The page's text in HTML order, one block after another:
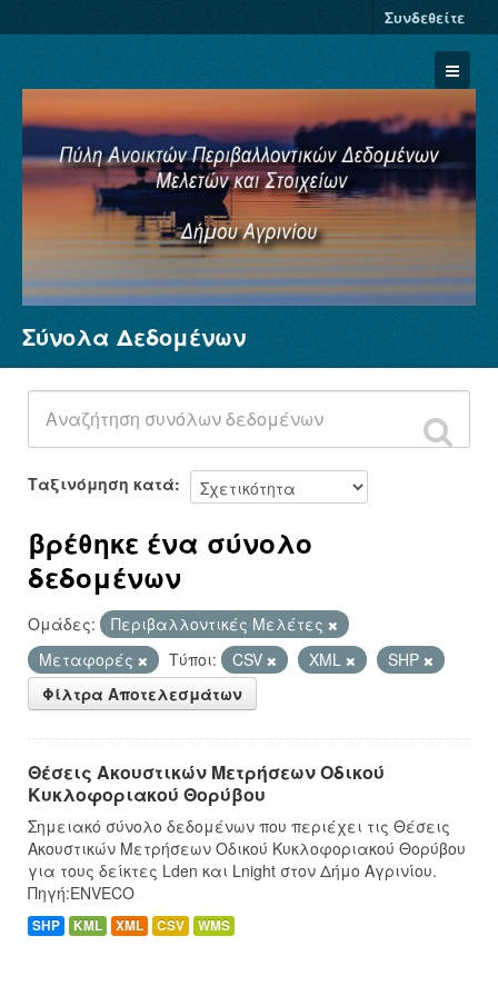
Συνδεθείτε
Σύνολα Δεδομένων
Φορείς
Ομάδες
Σχετικά
Σύνολα Δεδομένων
Ταξινόμηση κατά
βρέθηκε ένα σύνολο
δεδομένων
Ομάδες:
Περιβαλλοντικές Μελέτες
Μεταφορές
Τύποι: CSV XML
SHP
Φίλτρα Αποτελεσμάτων
Θέσεις Ακουστικών Μετρήσεων Οδικού
Κυκλοφοριακού Θορύβου
Σημειακό σύνολο δεδομένων που περιέχει τις Θέσεις
Ακουστικών Μετρήσεων Οδικού Κυκλοφοριακού Θορύβου
για τους δείκτες Lden και Lnight στον Δήμο Αγρινίου.
Πηγή:ENVECO
SHP KML XML CSV WMS